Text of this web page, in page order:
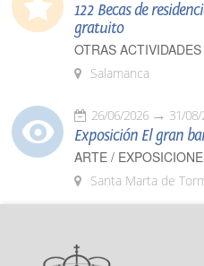
122 Becas de
gratuito
OTRAS ACTIVIDADES
Salamanca
26/06/2026 31/
Exposición El gran
ARTE /
Santa Marta de